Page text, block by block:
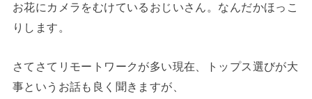
お花にカメラをむけているおじいさん。なんだかほっこ
りします。
さてさてリモートワークが多い現在、トップス選びが大
事というお話も良く聞きますが、